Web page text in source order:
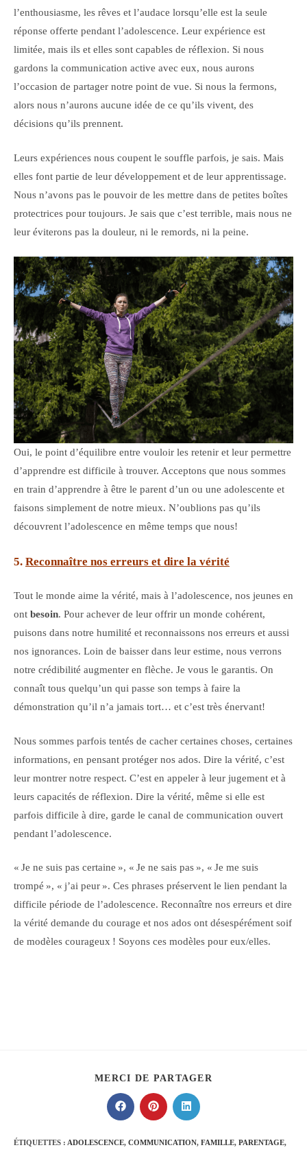
l’enthousiasme, les rêves et l’audace lorsqu’elle est la seule
réponse offerte pendant l’adolescence. Leur expérience est
limitée, mais ils et elles sont capables de réflexion. Si nous
gardons la communication active avec eux, nous aurons
l’occasion de partager notre point de vue. Si nous la fermons,
alors nous n’aurons aucune idée de ce qu’ils vivent, des
décisions qu’ils prennent.
Leurs expériences nous coupent le souffle parfois, je sais. Mais
elles font partie de leur développement et de leur apprentissage.
Nous n’avons pas le pouvoir de les mettre dans de petites boîtes
protectrices pour toujours. Je sais que c’est terrible, mais nous ne
leur éviterons pas la douleur, ni le remords, ni la peine.
Oui, le point d’équilibre entre vouloir les retenir et leur permettre
d’apprendre est difficile à trouver. Acceptons que nous sommes
en train d’apprendre à être le parent d’un ou une adolescente et
faisons simplement de notre mieux. N’oublions pas qu’ils
découvrent l’adolescence en même temps que nous!
5. Reconnaître nos erreurs et dire la vérité
Tout le monde aime la vérité, mais à l’adolescence, nos jeunes en
ont besoin. Pour achever de leur offrir un monde cohérent,
puisons dans notre humilité et reconnaissons nos erreurs et aussi
nos ignorances. Loin de baisser dans leur estime, nous verrons
notre crédibilité augmenter en flèche. Je vous le garantis. On
connaît tous quelqu’un qui passe son temps à faire la
démonstration qu’il n’a jamais tort… et c’est très énervant!
Nous sommes parfois tentés de cacher certaines choses, certaines
informations, en pensant protéger nos ados. Dire la vérité, c’est
leur montrer notre respect. C’est en appeler à leur jugement et à
leurs capacités de réflexion. Dire la vérité, même si elle est
parfois difficile à dire, garde le canal de communication ouvert
pendant l’adolescence.
« Je ne suis pas certaine », « Je ne sais pas », « Je me suis
trompé », « j’ai peur ». Ces phrases préservent le lien pendant la
difficile période de l’adolescence. Reconnaître nos erreurs et dire
la vérité demande du courage et nos ados ont désespérément soif
de modèles courageux ! Soyons ces modèles pour eux/elles.
MERCI DE PARTAGER
Ouvrir
dans
autre
fenêtre
Ouvrir
dans
autre
Ouvrir
dans
autre
fenêtre
ÉTIQUETTES : ADOLESCENCE, COMMUNICATION, FAMILLE, PARENTAGE,